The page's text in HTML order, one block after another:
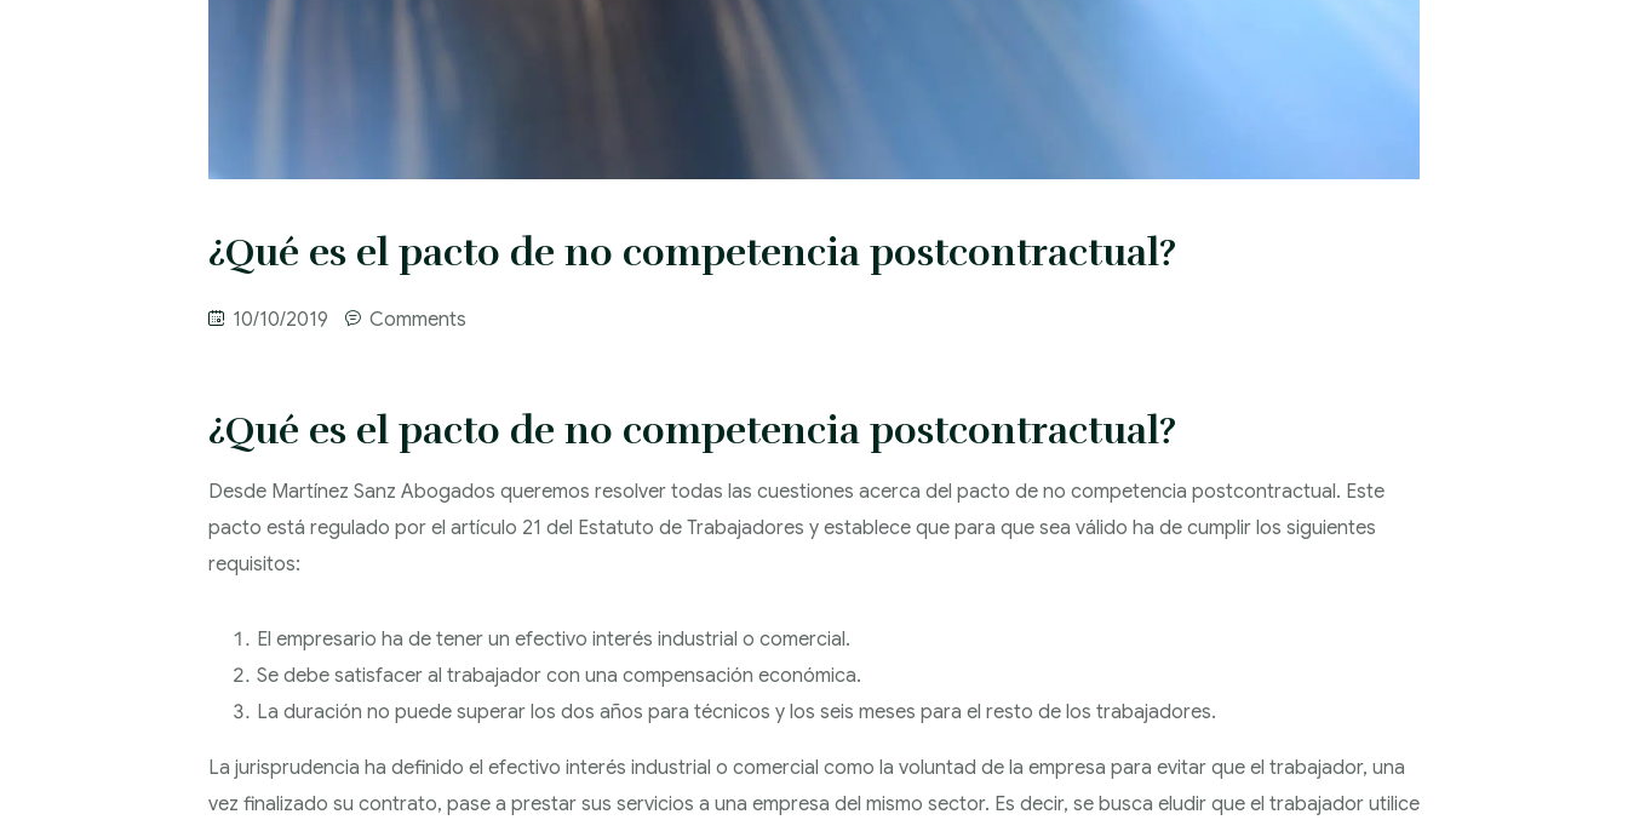
¿Qué es el pacto de no competencia postcontractual?
10/10/2019 Comments
¿Qué es el pacto de no competencia postcontractual?
Desde Martínez Sanz Abogados queremos resolver todas las cuestiones acerca del pacto de no competencia postcontractual. Este
pacto está regulado por el artículo 21 del Estatuto de Trabajadores y establece que para que sea válido ha de cumplir los siguientes
requisitos:
El empresario ha de tener un efectivo interés industrial o comercial.
Se debe satisfacer al trabajador con una compensación económica.
La duración no puede superar los dos años para técnicos y los seis meses para el resto de los trabajadores.
La jurisprudencia ha definido el efectivo interés industrial o comercial como la voluntad de la empresa para evitar que el trabajador, una
vez finalizado su contrato, pase a prestar sus servicios a una empresa del mismo sector. Es decir, se busca eludir que el trabajador utilice